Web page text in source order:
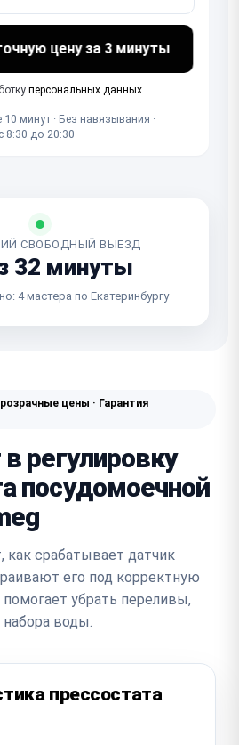
цену за 3 минуты
персональных данных
минут · Без навязывания ·
8:30 до 20:30
СВОБОДНЫЙ ВЫЕЗД
32 минуты
4 мастера по Екатеринбургу
цены · Гарантия
регулировку
посудомоечной
срабатывает датчик
его под корректную
убрать переливы,
воды.
прессостата